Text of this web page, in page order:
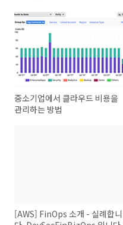
중소기업에서 클라우드 비용을
관리하는 방법
[AWS] FinOps 소개 - 실례합니